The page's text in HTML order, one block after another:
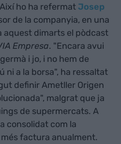
ho ha refermatJosep
de la companyia, en una
aquest dimarts el pòdcast
Empresa. "Encara avui
i jo, i no hem de
ni a la borsa", ha ressaltat
definir Ametller Origen
malgrat que ja
de supermercats. A
consolidat com la
factura anualment.